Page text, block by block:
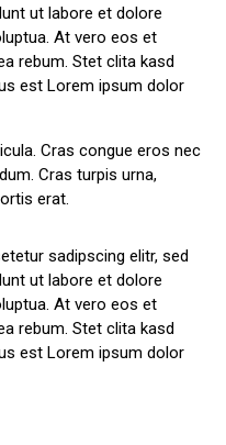
ut labore et dolore
At vero eos et
rebum. Stet clita kasd
est Lorem ipsum dolor
Cras congue eros nec
Cras turpis urna,
erat.
sadipscing elitr, sed
ut labore et dolore
At vero eos et
rebum. Stet clita kasd
est Lorem ipsum dolor